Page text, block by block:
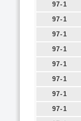
97-1
97-1
97-1
97-1
97-1
97-1
97-1
97-1